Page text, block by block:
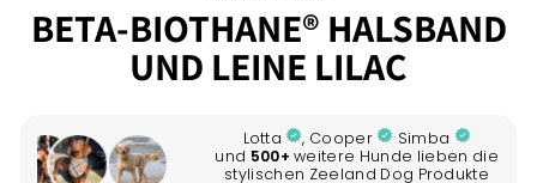
BETA-BIOTHANE® HALSBAND
UND LEINE LILAC